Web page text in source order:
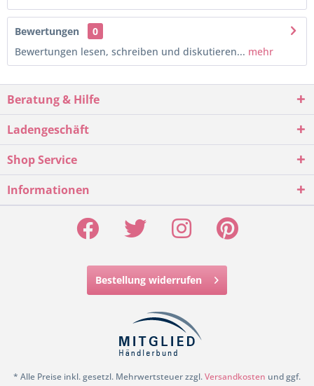
Bewertungen
0
Bewertungen lesen, schreiben und diskutieren... mehr
Beratung & Hilfe
Ladengeschäft
Shop Service
Informationen
Bestellung widerrufen
* Alle Preise inkl. gesetzl. Mehrwertsteuer zzgl.Versandkosten und ggf.